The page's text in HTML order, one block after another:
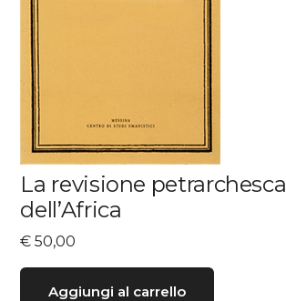
La revisione petrarchesca
dell’Africa
€ 50,00
Aggiungi al carrello